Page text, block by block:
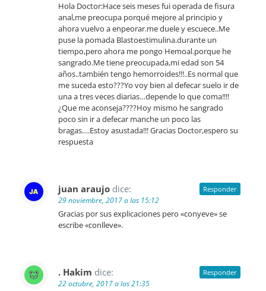
Hola Doctor:Hace seis meses fui operada de fisura
anal,me preocupa porqué mejore al principio y
ahora vuelvo a enpeorar.me duele y escuece..Me
puse la pomada Blastoestimulina.durante un
tiempo,pero ahora me pongo Hemoal.porque he
sangrado.Me tiene preocupada,mi edad son 54
años..también tengo hemorroides!!!..Es normal que
me suceda esto???Yo voy bien al defecar suelo ir de
una a tres veces diarias…depende lo que coma!!!!
¿Que me aconseja????Hoy mismo he sangrado
poco sin ir a defecar manche un poco las
bragas….Estoy asustada!!! Gracias Doctor,espero su
respuesta
juan araujo dice:
29 noviembre, 2017 a las 15:12
Gracias por sus explicaciones pero «conyeve» se
escribe «conlleve».
Responder
. Hakim dice:
22 octubre, 2017 a las 21:35
Responder